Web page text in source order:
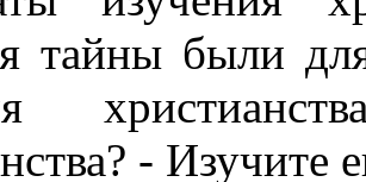
тайны были
- Изучите